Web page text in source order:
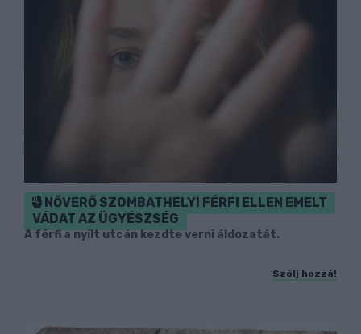
NŐVERŐ SZOMBATHELYI FÉRFI ELLEN EMELT
VÁDAT AZ ÜGYÉSZSÉG
A férfi a nyílt utcán kezdte verni áldozatát.
Szólj hozzá!